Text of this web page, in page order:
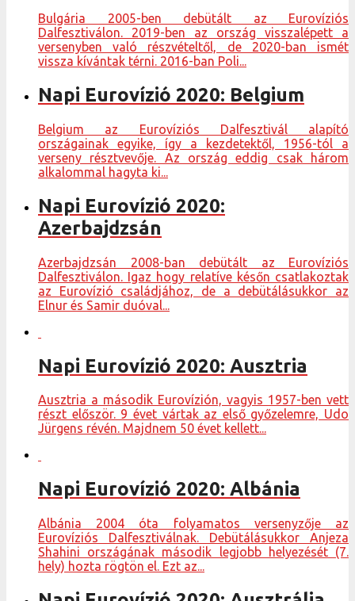
Bulgária 2005-ben debütált az Eurovíziós
Dalfesztiválon. 2019-ben az ország visszalépett a
versenyben való részvételtől, de 2020-ban ismét
vissza kívántak térni. 2016-ban Poli...
Napi Eurovízió 2020: Belgium
Belgium az Eurovíziós Dalfesztivál alapító
országainak egyike, így a kezdetektől, 1956-tól a
verseny résztvevője. Az ország eddig csak három
alkalommal hagyta ki...
Napi Eurovízió 2020:
Azerbajdzsán
Azerbajdzsán 2008-ban debütált az Eurovíziós
Dalfesztiválon. Igaz hogy relatíve későn csatlakoztak
az Eurovízió családjához, de a debütálásukkor az
Elnur és Samir duóval...
Napi Eurovízió 2020: Ausztria
Ausztria a második Eurovízión, vagyis 1957-ben vett
részt először. 9 évet vártak az első győzelemre, Udo
Jürgens révén. Majdnem 50 évet kellett...
Napi Eurovízió 2020: Albánia
Albánia 2004 óta folyamatos versenyzője az
Eurovíziós Dalfesztiválnak. Debütálásukkor Anjeza
Shahini országának második legjobb helyezését (7.
hely) hozta rögtön el. Ezt az...